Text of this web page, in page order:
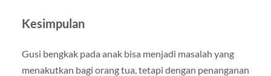
Kesimpulan
Gusi bengkak pada anak bisa menjadi masalah yang
menakutkan bagi orang tua, tetapi dengan penanganan